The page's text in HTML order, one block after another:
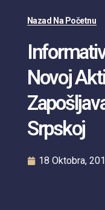
Nazad Na Početnu
Novoj
Srpskoj
18 Oktobra,